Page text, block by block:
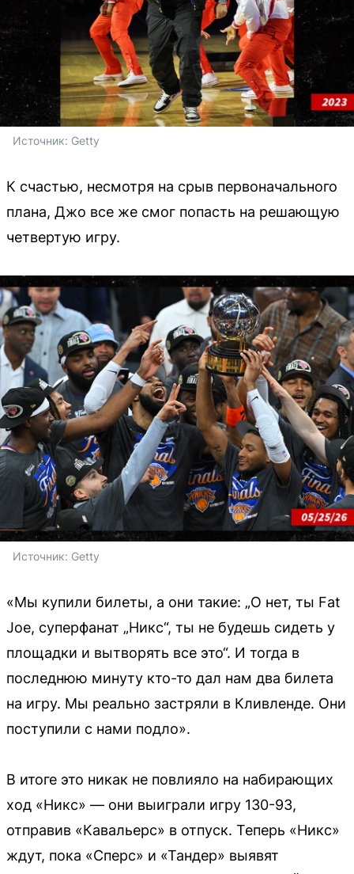
Источник: Getty
К счастью, несмотря на срыв первоначального
плана, Джо все же смог попасть на решающую
четвертую игру.
Источник: Getty
«Мы купили билеты, а они такие: „О нет, ты Fat
Joe, суперфанат „Никс“, ты не будешь сидеть у
площадки и вытворять все это“. И тогда в
последнюю минуту кто-то дал нам два билета
на игру. Мы реально застряли в Кливленде. Они
поступили с нами подло».
В итоге это никак не повлияло на набирающих
ход «Никс» — они выиграли игру 130-93,
отправив «Кавальерс» в отпуск. Теперь «Никс»
ждут, пока «Сперс» и «Тандер» выявят